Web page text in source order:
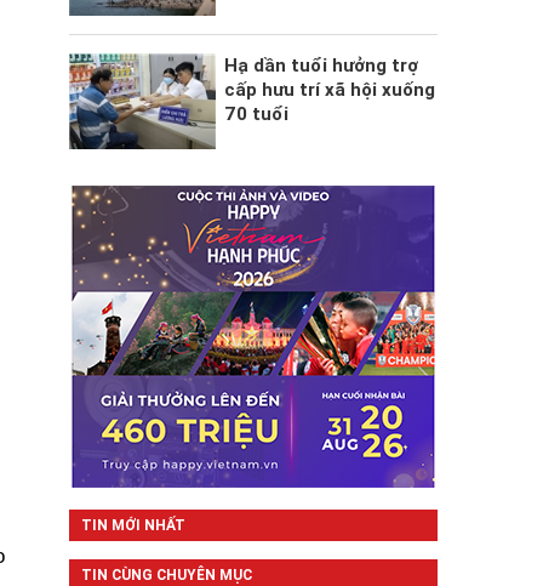
Hạ dần tuổi hưởng trợ
cấp hưu trí xã hội xuống
70 tuổi
TIN MỚI NHẤT
TIN CÙNG CHUYÊN MỤC